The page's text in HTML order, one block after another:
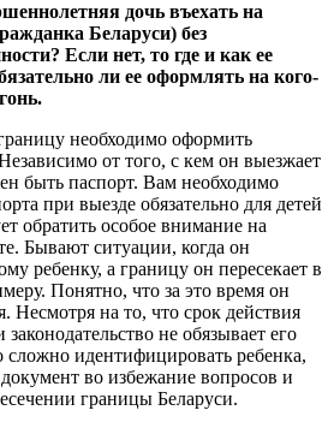
дочь въехать на
Беларуси) без
Если нет, то где и как ее
ли ее оформлять на кого-
необходимо оформить
от того, с кем он выезжает
быть паспорт. Вам необходимо
при выезде обязательно для детей
обратить особое внимание на
Бывают ситуации, когда он
ребенку, а границу он пересекает в
Понятно, что за это время он
Несмотря на то, что срок действия
не обязывает его
сложно идентифицировать ребенка,
во избежание вопросов и
границы Беларуси.